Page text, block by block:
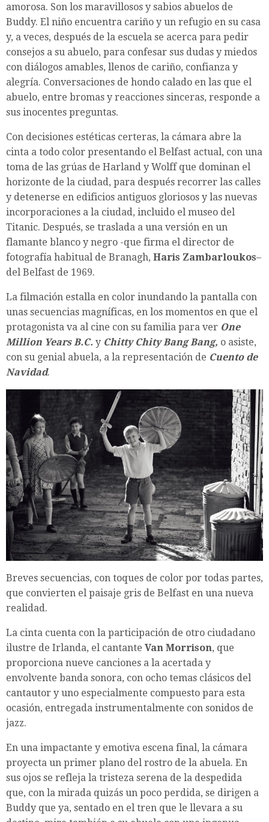
amorosa. Son los maravillosos y sabios abuelos de
Buddy. El niño encuentra cariño y un refugio en su casa
y, a veces, después de la escuela se acerca para pedir
consejos a su abuelo, para confesar sus dudas y miedos
con diálogos amables, llenos de cariño, confianza y
alegría. Conversaciones de hondo calado en las que el
abuelo, entre bromas y reacciones sinceras, responde a
sus inocentes preguntas.
Con decisiones estéticas certeras, la cámara abre la
cinta a todo color presentando el Belfast actual, con una
toma de las grúas de Harland y Wolff que dominan el
horizonte de la ciudad, para después recorrer las calles
y detenerse en edificios antiguos gloriosos y las nuevas
incorporaciones a la ciudad, incluido el museo del
Titanic. Después, se traslada a una versión en un
flamante blanco y negro -que firma el director de
fotografía habitual de Branagh, Haris Zambarloukos–
del Belfast de 1969.
La filmación estalla en color inundando la pantalla con
unas secuencias magníficas, en los momentos en que el
protagonista va al cine con su familia para ver One
Million Years B.C. y Chitty Chity Bang Bang, o asiste,
con su genial abuela, a la representación de Cuento de
Navidad.
Breves secuencias, con toques de color por todas partes,
que convierten el paisaje gris de Belfast en una nueva
realidad.
La cinta cuenta con la participación de otro ciudadano
ilustre de Irlanda, el cantante Van Morrison, que
proporciona nueve canciones a la acertada y
envolvente banda sonora, con ocho temas clásicos del
cantautor y uno especialmente compuesto para esta
ocasión, entregada instrumentalmente con sonidos de
jazz.
En una impactante y emotiva escena final, la cámara
proyecta un primer plano del rostro de la abuela. En
sus ojos se refleja la tristeza serena de la despedida
que, con la mirada quizás un poco perdida, se dirigen a
Buddy que ya, sentado en el tren que le llevara a su